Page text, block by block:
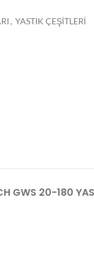
, YASTIK ÇEŞİTLERİ
GWS 20-180